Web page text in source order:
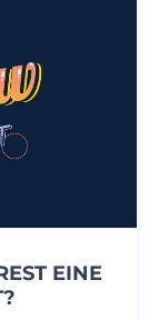
EINE